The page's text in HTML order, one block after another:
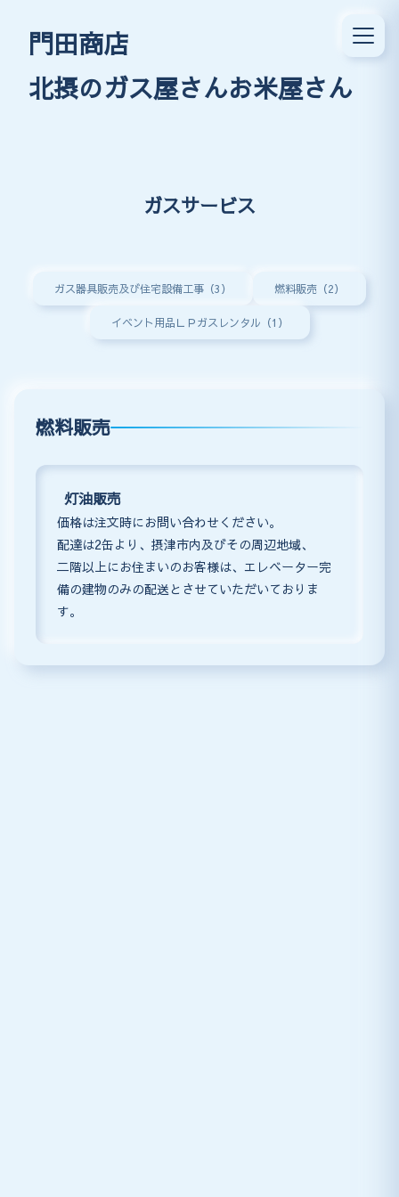
門田商店
北摂のガス屋さんお米屋さん
ガスサービス
ガス器具販売及び住宅設備工事（3） 燃料販売（2）
イベント用品ＬＰガスレンタル（1）
燃料販売
灯油販売
価格は注文時にお問い合わせください。
配達は2缶より、摂津市内及びその周辺地域、
二階以上にお住まいのお客様は、エレベーター完
備の建物のみの配送とさせていただいておりま
す。